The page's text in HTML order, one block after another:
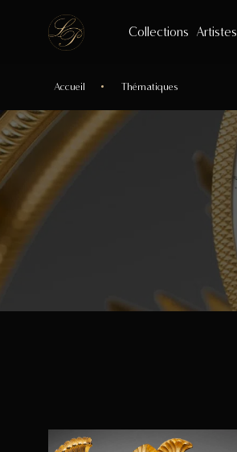
Collections Artistes
Accueil Thématiques